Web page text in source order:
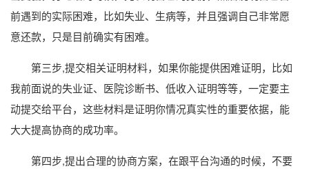
前遇到的实际困难，比如失业、生病等，并且强调自己非常愿
意还款，只是目前确实有困难。
第三步,提交相关证明材料，如果你能提供困难证明，比如
我前面说的失业证、医院诊断书、低收入证明等等，一定要主
动提交给平台，这些材料是证明你情况真实性的重要依据，能
大大提高协商的成功率。
第四步,提出合理的协商方案，在跟平台沟通的时候，不要